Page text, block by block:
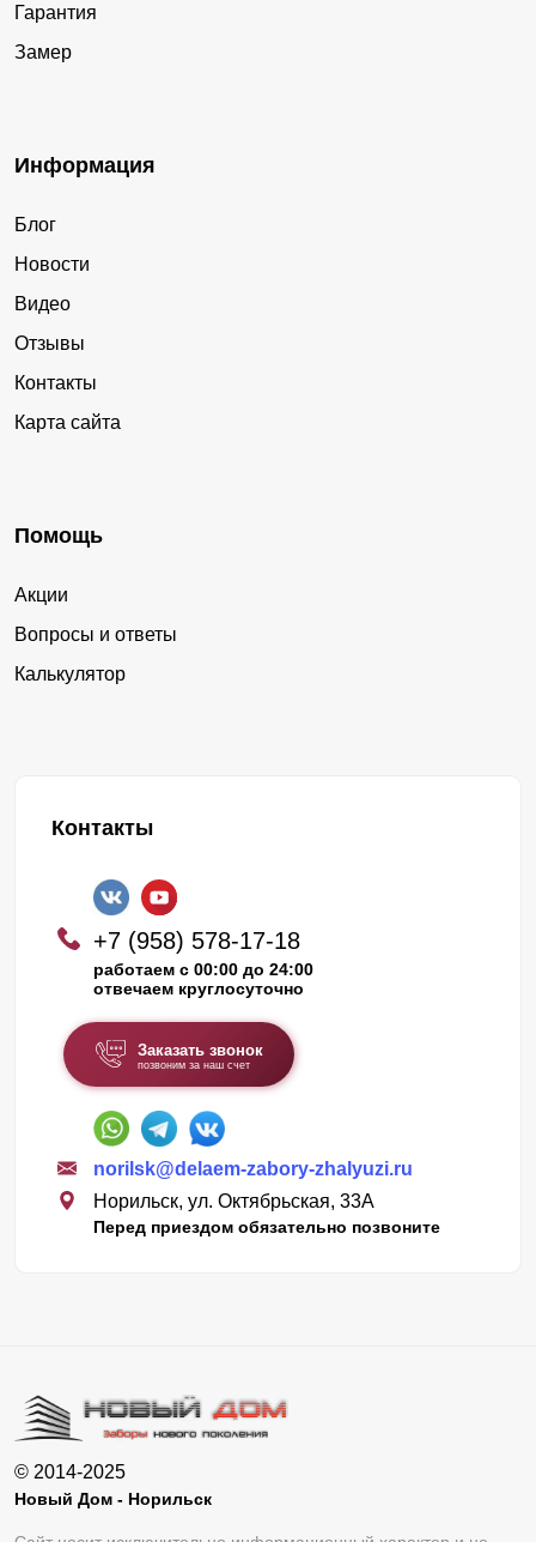
Гарантия
Замер
Информация
Блог
Новости
Видео
Отзывы
Контакты
Карта сайта
Помощь
Акции
Вопросы и ответы
Калькулятор
Контакты
+7 (958) 578-17-18
работаем с 00:00 до 24:00
отвечаем круглосуточно
Заказать звонок
позвоним за наш счет
norilsk@delaem-zabory-zhalyuzi.ru
Норильск, ул. Октябрьская, 33А
Перед приездом обязательно позвоните
© 2014-2025
Новый Дом - Норильск